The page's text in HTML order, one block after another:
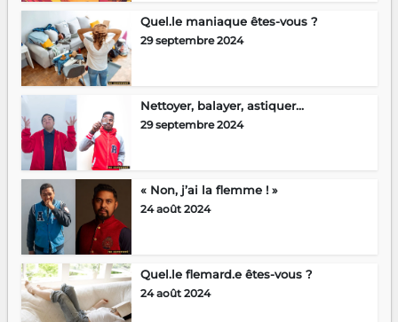
Quel.le maniaque êtes-vous ?
29 septembre 2024
Nettoyer, balayer, astiquer…
29 septembre 2024
« Non, j’ai la flemme ! »
24 août 2024
Quel.le flemard.e êtes-vous ?
24 août 2024